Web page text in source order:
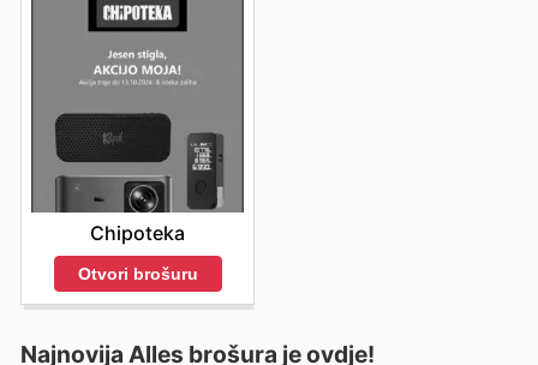
Chipoteka
Otvori brošuru
Najnovija Alles brošura je ovdje!